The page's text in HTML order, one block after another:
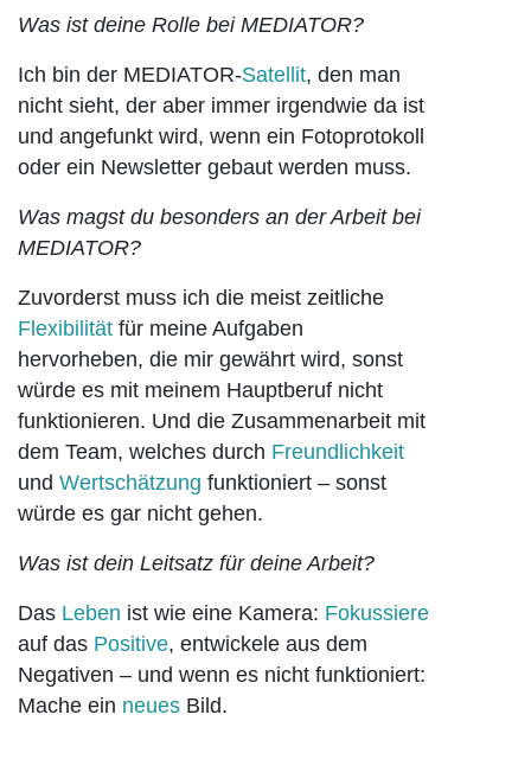
Was ist deine Rolle bei MEDIATOR?
Ich bin der MEDIATOR-Satellit, den man
nicht sieht, der aber immer irgendwie da ist
und angefunkt wird, wenn ein Fotoprotokoll
oder ein Newsletter gebaut werden muss.
Was magst du besonders an der Arbeit bei
MEDIATOR?
Zuvorderst muss ich die meist zeitliche
Flexibilität für meine Aufgaben
hervorheben, die mir gewährt wird, sonst
würde es mit meinem Hauptberuf nicht
funktionieren. Und die Zusammenarbeit mit
dem Team, welches durch Freundlichkeit
und Wertschätzung funktioniert – sonst
würde es gar nicht gehen.
Was ist dein Leitsatz für deine Arbeit?
Das Leben ist wie eine Kamera: Fokussiere
auf das Positive, entwickele aus dem
Negativen – und wenn es nicht funktioniert:
Mache ein neues Bild.